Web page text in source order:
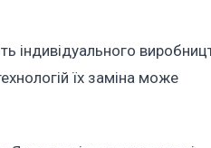
індивідуального
їх заміна може